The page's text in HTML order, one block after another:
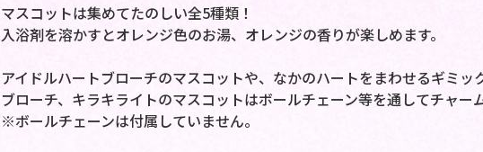
マスコットは集めてたのしい全5種類！
入浴剤を溶かすとオレンジ色のお湯、オレンジの香りが楽しめます。
アイドルハートブローチのマスコットや、なかのハートをまわせるギミッ
ブローチ、キラキライトのマスコットはボールチェーン等を通してチャー
※ボールチェーンは付属していません。